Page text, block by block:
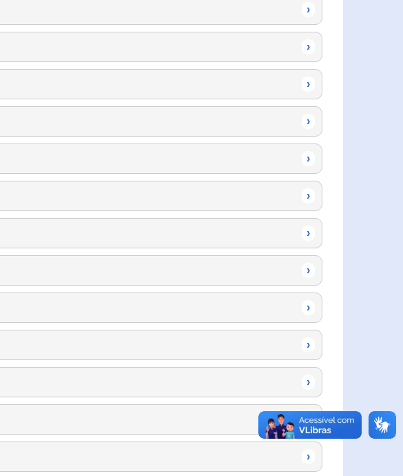
›
›
›
›
›
›
›
›
›
›
›
›
›